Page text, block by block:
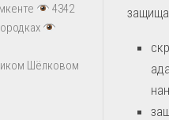
4342
Шёлковом